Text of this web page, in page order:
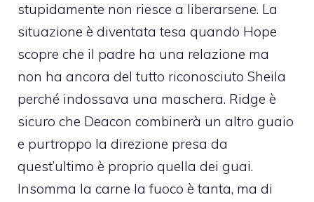
stupidamente non riesce a liberarsene. La
situazione è diventata tesa quando Hope
scopre che il padre ha una relazione ma
non ha ancora del tutto riconosciuto Sheila
perché indossava una maschera. Ridge è
sicuro che Deacon combinerà un altro guaio
e purtroppo la direzione presa da
quest’ultimo è proprio quella dei guai.
Insomma la carne la fuoco è tanta, ma di